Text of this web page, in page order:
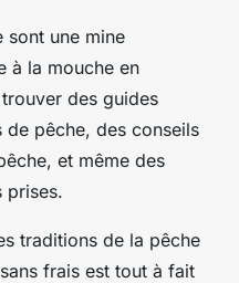
sont une mine
à la mouche en
des guides
de pêche, des conseils
et même des
prises.
traditions de la pêche
frais est tout à fait